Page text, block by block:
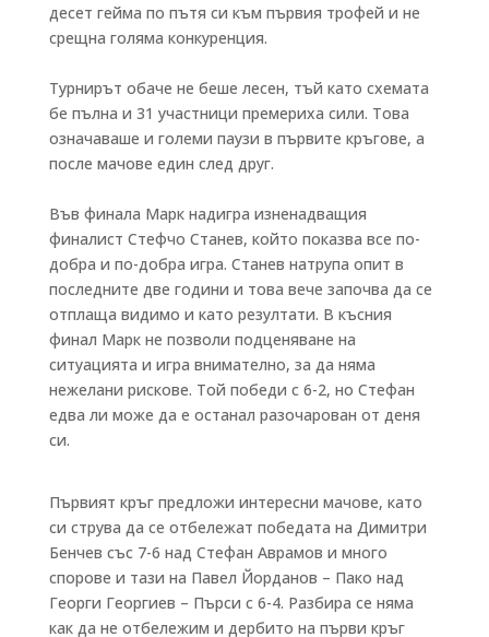
десет гейма по пътя си към първия трофей и не
срещна голяма конкуренция.
Турнирът обаче не беше лесен, тъй като схемата
бе пълна и 31 участници премериха сили. Това
означаваше и големи паузи в първите кръгове, а
после мачове един след друг.
Във финала Марк надигра изненадващия
финалист Стефчо Станев, който показва все по-
добра и по-добра игра. Станев натрупа опит в
последните две години и това вече започва да се
отплаща видимо и като резултати. В късния
финал Марк не позволи подценяване на
ситуацията и игра внимателно, за да няма
нежелани рискове. Той победи с 6-2, но Стефан
едва ли може да е останал разочарован от деня
си.
Първият кръг предложи интересни мачове, като
си струва да се отбележат победата на Димитри
Бенчев със 7-6 над Стефан Аврамов и много
спорове и тази на Павел Йорданов – Пако над
Георги Георгиев – Пърси с 6-4. Разбира се няма
как да не отбележим и дербито на първи кръг